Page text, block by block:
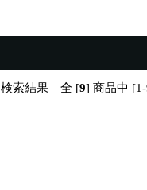
検索結果 全 [9] 商品中